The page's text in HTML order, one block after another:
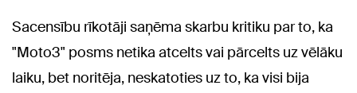
Sacensību rīkotāji saņēma skarbu kritiku par to, ka
"Moto3" posms netika atcelts vai pārcelts uz vēlāku
laiku, bet noritēja, neskatoties uz to, ka visi bija